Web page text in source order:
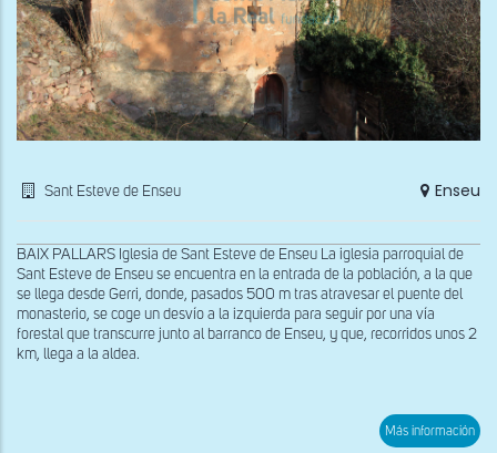
Sant Esteve de Enseu Enseu
BAIX PALLARS Iglesia de Sant Esteve de Enseu La iglesia parroquial de
Sant Esteve de Enseu se encuentra en la entrada de la población, a la que
se llega desde Gerri, donde, pasados 500 m tras atravesar el puente del
monasterio, se coge un desvío a la izquierda para seguir por una vía
forestal que transcurre junto al barranco de Enseu, y que, recorridos unos 2
km, llega a la aldea.
Más información